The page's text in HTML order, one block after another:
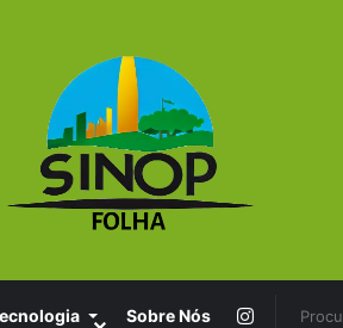
Sobre Nós Instagram